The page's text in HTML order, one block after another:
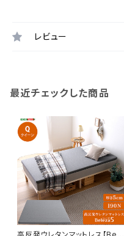
レビュー
最近チェックした商品